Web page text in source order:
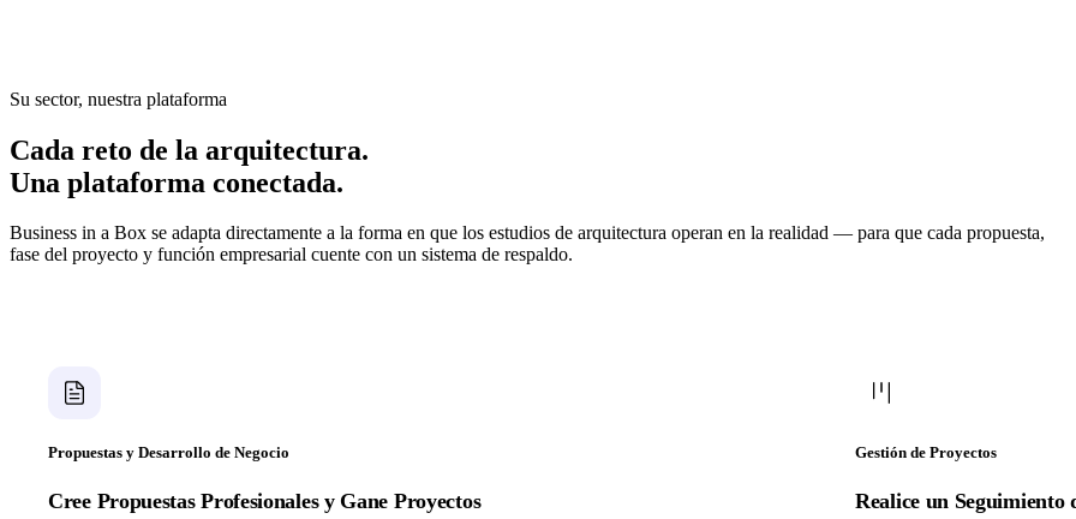
Su sector, nuestra plataforma
Cada reto de la arquitectura.
Una plataforma conectada.
Business in a Box se adapta directamente a la forma en que los estudios de arquitectura operan en la realidad — para que cada propuesta,
fase del proyecto y función empresarial cuente con un sistema de respaldo.
Propuestas y Desarrollo de Negocio
Cree Propuestas Profesionales y Gane Proyectos
Gestión de Proyectos
Realice un Seguimiento